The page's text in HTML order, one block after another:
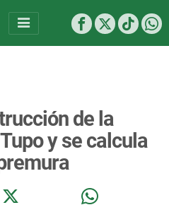
de la
y se calcula